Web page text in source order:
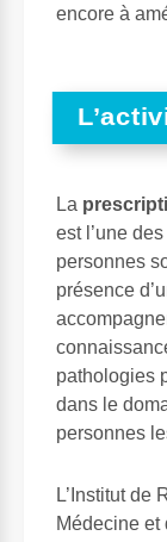
encore à
La
est l’une
personnes
présence
pathologies
dans le
personnes
L’Institut de
Médecine et